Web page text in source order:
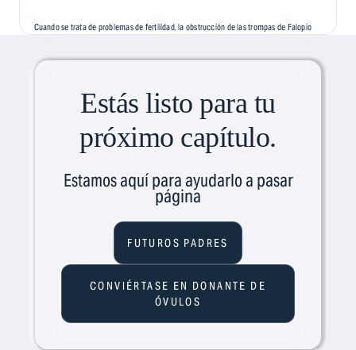
Cuando se trata de problemas de fertilidad, la obstrucción de las trompas de Falopio
Estás listo para tu
próximo capítulo.
Estamos aquí para ayudarlo a pasar
página
FUTUROS PADRES
CONVIÉRTASE EN DONANTE DE
ÓVULOS